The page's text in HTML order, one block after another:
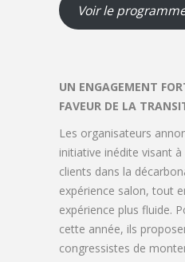
Voir le
UN ENGAGEMENT
FAVEUR DE LA
Les organisateurs
initiative inédite visant
clients dans la
expérience salon, tout
expérience plus fluide.
cette année, ils
congressistes de